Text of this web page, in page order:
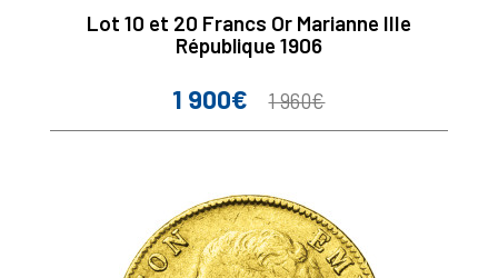
Lot 10 et 20 Francs Or Marianne IIIe
République 1906
Prix
1 900€
Prix
1 960€